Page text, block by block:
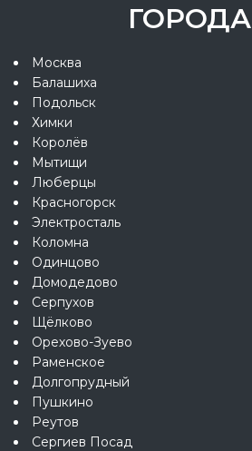
ГОРОДА
Москва
Балашиха
Подольск
Химки
Королёв
Мытищи
Люберцы
Красногорск
Электросталь
Коломна
Одинцово
Домодедово
Серпухов
Щёлково
Орехово-Зуево
Раменское
Долгопрудный
Пушкино
Реутов
Сергиев Посад